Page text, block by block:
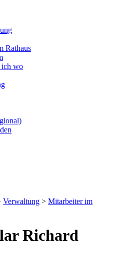
Rathaus
ich wo
Verwaltung > Mitarbeiter im
Richard